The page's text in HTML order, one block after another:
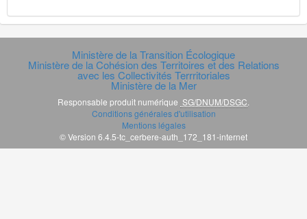
Ministère de la Transition Écologique
Ministère de la Cohésion des Territoires et des Relations
avec les Collectivités Terrritoriales
Ministère de la Mer
Responsable produit numérique SG/DNUM/DSGC
Conditions générales d'utilisation
Mentions légales
© Version 6.4.5-tc_cerbere-auth_172_181-internet